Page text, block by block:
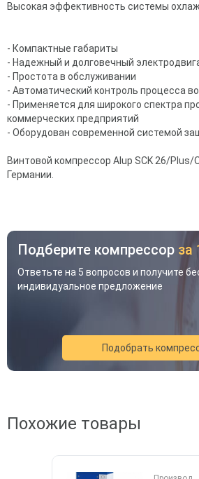
Высокая эффективность системы
- Компактные габариты
- Надежный и долговечный
- Простота в обслуживании
- Автоматический контроль процесса
- Применяется для широкого спектра
коммерческих предприятий
- Оборудован современной системой
Винтовой компрессор Alup SCK 26/Plus/
Германии.
Подберите компрессор за
Ответьте на 5 вопросов и получите
индивидуальное предложение
Подобрать
Похожие товары